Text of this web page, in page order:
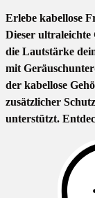
Erlebe kabellose
Dieser ultraleichte
die Lautstärke
mit
der kabellose
zusätzlicher
unterstützt.